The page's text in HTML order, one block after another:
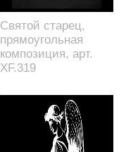
Святой старец,
прямоугольная
композиция, арт.
XF.319